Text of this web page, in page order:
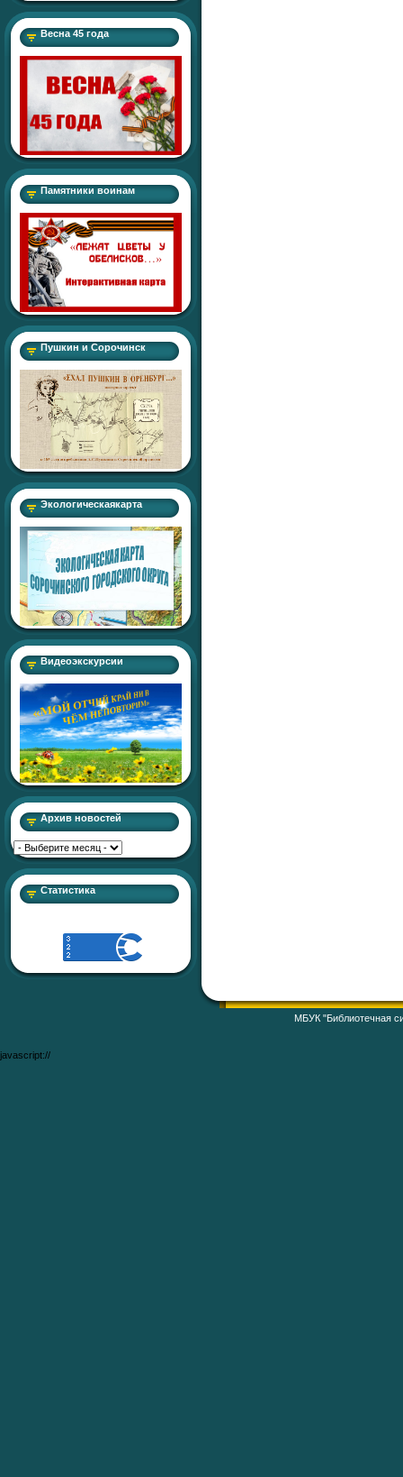
Весна 45 года
Памятники воинам
Пушкин и Сорочинск
Экологическаякарта
Видеоэкскурсии
Архив новостей
Статистика
МБУК "Библиотечная
javascript://